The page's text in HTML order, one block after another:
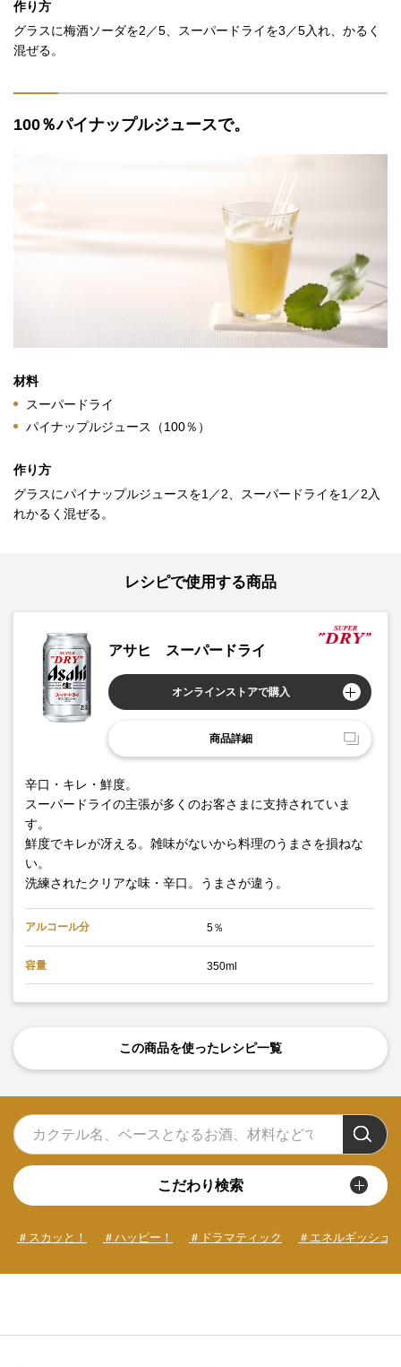
作り方
グラスに梅酒ソーダを2／5、スーパードライを3／5入れ、かるく
混ぜる。
100％パイナップルジュースで。
材料
スーパードライ
パイナップルジュース（100％）
作り方
グラスにパイナップルジュースを1／2、スーパードライを1／2入
れかるく混ぜる。
レシピで使用する商品
アサヒ スーパードライ
オンラインストアで購入
商品詳細
辛口・キレ・鮮度。
スーパードライの主張が多くのお客さまに支持されていま
す。
鮮度でキレが冴える。雑味がないから料理のうまさを損ねな
い。
洗練されたクリアな味・辛口。うまさが違う。
アルコール分 5％
容量 350ml
この商品を使ったレシピ一覧
こだわり検索
＃スカッと！ ＃ハッピー！ ＃ドラマティック ＃エネルギッシュ